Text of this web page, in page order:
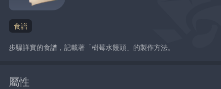
食譜
步驟詳實的食譜，記載著「樹莓水饅頭」的製作方法。
屬性